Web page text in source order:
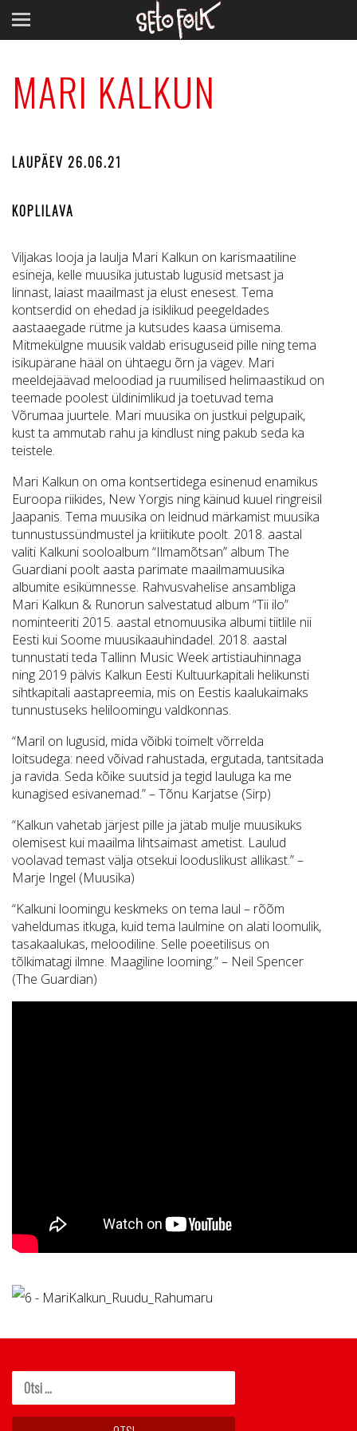
MARI KALKUN
LAUPÄEV 26.06.21
KOPLILAVA
Viljakas looja ja laulja Mari Kalkun on karismaatiline
esineja, kelle muusika jutustab lugusid metsast ja
linnast, laiast maailmast ja elust enesest. Tema
kontserdid on ehedad ja isiklikud peegeldades
aastaaegade rütme ja kutsudes kaasa ümisema.
Mitmekülgne muusik valdab erisuguseid pille ning tema
isikupärane hääl on ühtaegu õrn ja vägev. Mari
meeldejäävad meloodiad ja ruumilised helimaastikud on
teemade poolest üldinimlikud ja toetuvad tema
Võrumaa juurtele. Mari muusika on justkui pelgupaik,
kust ta ammutab rahu ja kindlust ning pakub seda ka
teistele.
Mari Kalkun on oma kontsertidega esinenud enamikus
Euroopa riikides, New Yorgis ning käinud kuuel ringreisil
Jaapanis. Tema muusika on leidnud märkamist muusika
tunnustussündmustel ja kriitikute poolt. 2018. aastal
valiti Kalkuni sooloalbum “Ilmamõtsan” album The
Guardiani poolt aasta parimate maailmamuusika
albumite esikümnesse. Rahvusvahelise ansambliga
Mari Kalkun & Runorun salvestatud album “Tii ilo”
nominteeriti 2015. aastal etnomuusika albumi tiitlile nii
Eesti kui Soome muusikaauhindadel. 2018. aastal
tunnustati teda Tallinn Music Week artistiauhinnaga
ning 2019 pälvis Kalkun Eesti Kultuurkapitali helikunsti
sihtkapitali aastapreemia, mis on Eestis kaalukaimaks
tunnustuseks heliloomingu valdkonnas.
“Maril on lugusid, mida võibki toimelt võrrelda
loitsudega: need võivad rahustada, ergutada, tantsitada
ja ravida. Seda kõike suutsid ja tegid lauluga ka me
kunagised esivanemad.” – Tõnu Karjatse (Sirp)
“Kalkun vahetab järjest pille ja jätab mulje muusikuks
olemisest kui maailma lihtsaimast ametist. Laulud
voolavad temast välja otsekui looduslikust allikast.” –
Marje Ingel (Muusika)
“Kalkuni loomingu keskmeks on tema laul – rõõm
vaheldumas itkuga, kuid tema laulmine on alati loomulik,
tasakaalukas, meloodiline. Selle poeetilisus on
tõlkimatagi ilmne. Maagiline looming.” – Neil Spencer
(The Guardian)